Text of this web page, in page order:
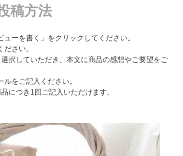
稿方法
ーを書く」をクリックしてください。
さい。
択していただき、本文に商品の感想やご要望をご
をご記入ください。
につき1回ご記入いただけます。